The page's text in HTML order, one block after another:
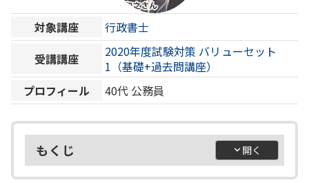
対象講座
行政書士
受講講座
2020年度試験対策 バリューセット
1（基礎+過去問講座）
プロフィール
40代 公務員
もくじ